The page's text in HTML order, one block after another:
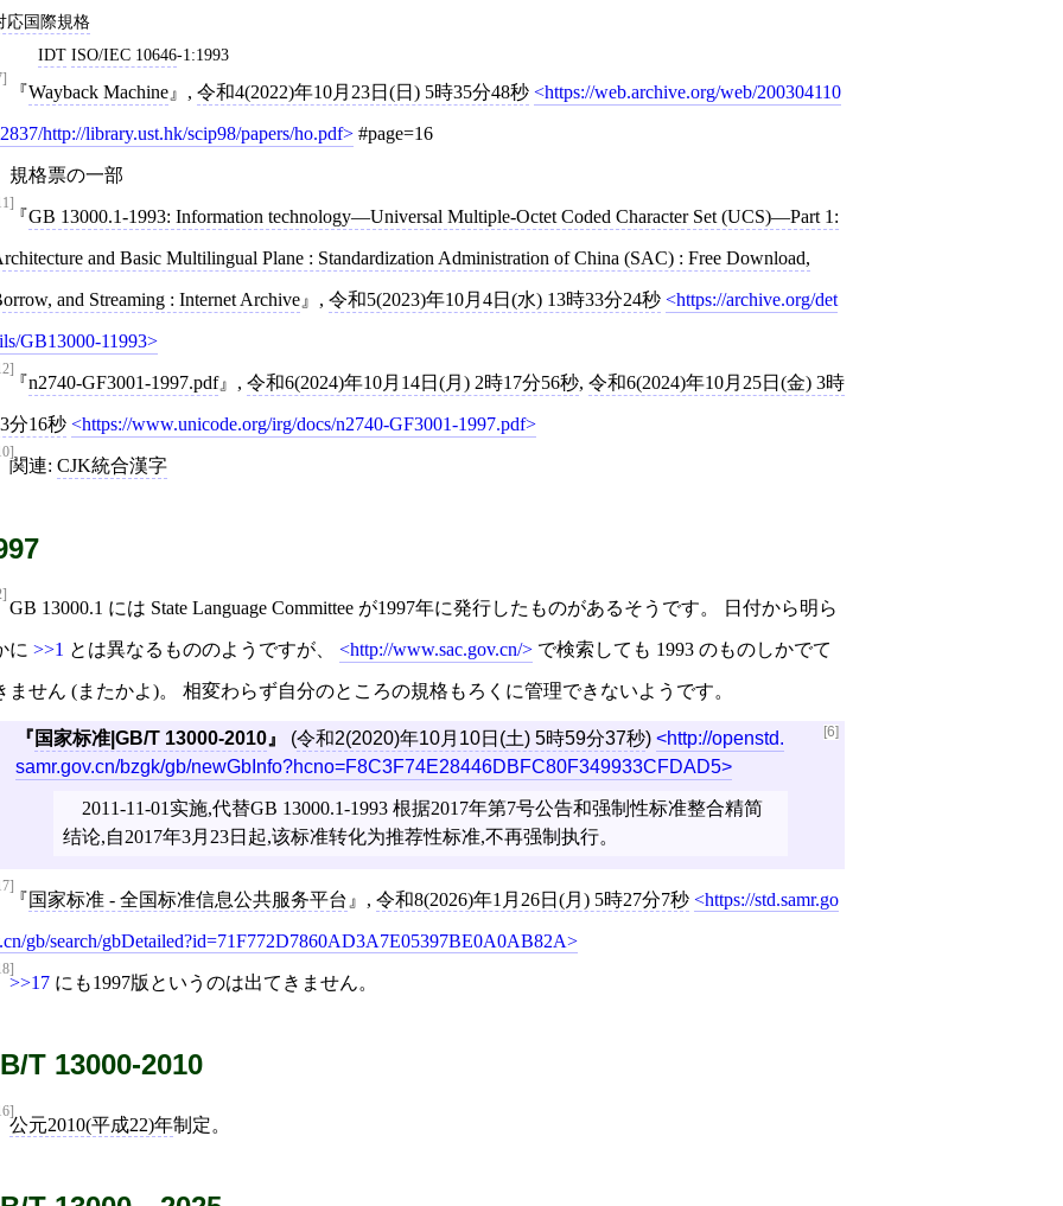
応国際規格
IDT ISO/IEC 10646‐1:1993
Wayback Machine , 令和4(2022)年10月23日(日) 5時35分48秒 https://web.archive.org/web/200304110
http://library.ust.hk/scip98/papers/ho.pdf #page=16
規格票の一部
GB 13000.1-1993: Information technology—Universal Multiple-Octet Coded Character Set (UCS)—Part 1:
and Basic Multilingual Plane : Standardization Administration of China (SAC) : Free Download,
and Streaming : Internet Archive , 令和5(2023)年10月4日(水) 13時33分24秒 https://archive.org/det
GB13000-11993
n2740-GF3001-1997.pdf , 令和6(2024)年10月14日(月) 2時17分56秒, 令和6(2024)年10月25日(金) 3時
分16秒 https://www.unicode.org/irg/docs/n2740-GF3001-1997.pdf
関連: CJK統合漢字
GB 13000.1 には State Language Committee が1997年に発行したものがあるそうです。 日付から明ら
に >>1 とは異なるもののようですが、 http://www.sac.gov.cn/ で検索しても 1993 のものしかでて
ません (またかよ)。 相変わらず自分のところの規格もろくに管理できないようです。
[6]
国家标准|GB/T 13000-2010 (令和2(2020)年10月10日(土) 5時59分37秒)
http://openstd.
samr.gov.cn/bzgk/gb/newGbInfo?hcno=F8C3F74E28446DBFC80F349933CFDAD5
2011-11-01实施,代替GB 13000.1-1993 根据2017年第7号公告和强制性标准整合精简
结论,自2017年3月23日起,该标准转化为推荐性标准,不再强制执行。
国家标准 - 全国标准信息公共服务平台 , 令和8(2026)年1月26日(月) 5時27分7秒 https://std.samr.go
gb/search/gbDetailed?id=71F772D7860AD3A7E05397BE0A0AB82A
>>17 にも1997版というのは出てきません。
T 13000-2010
公元2010(平成22)年制定。